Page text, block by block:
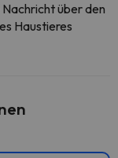
Nachricht über den
Haustieres